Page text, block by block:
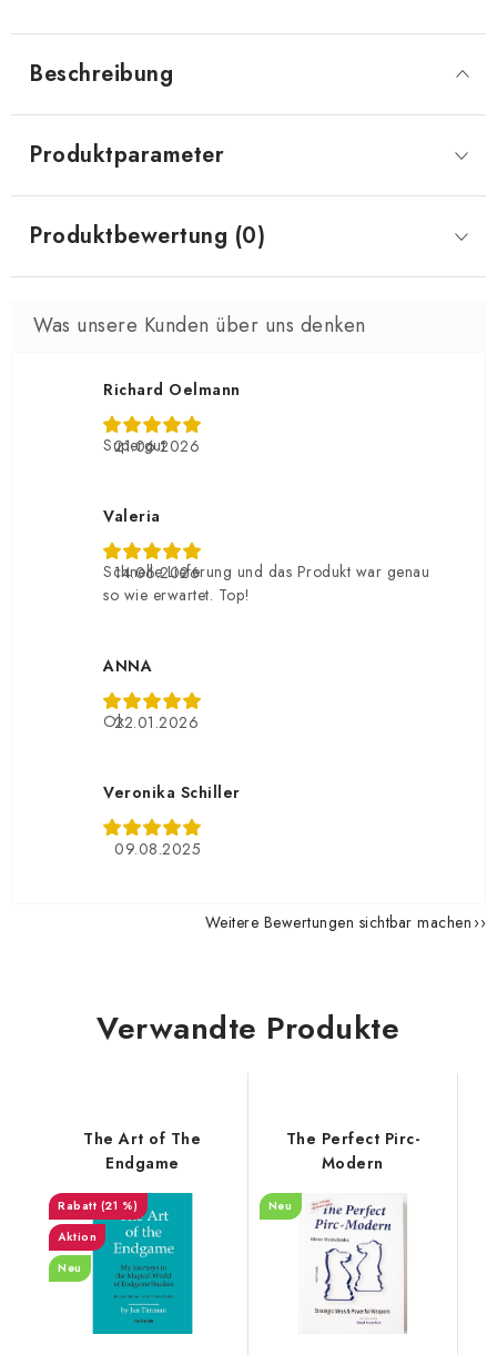
Beschreibung
Produktparameter
Produktbewertung (0)
Richard Oelmann
21.06.2026
Supergut
Valeria
14.06.2026
Schnelle Lieferung und das Produkt war genau
so wie erwartet. Top!
ANNA
22.01.2026
Ok
Veronika Schiller
09.08.2025
Weitere Bewertungen sichtbar machen
Verwandte Produkte
The Art of The
Endgame
(21 %)
Aktion
Neu
The Perfect Pirc-
Modern
Neu